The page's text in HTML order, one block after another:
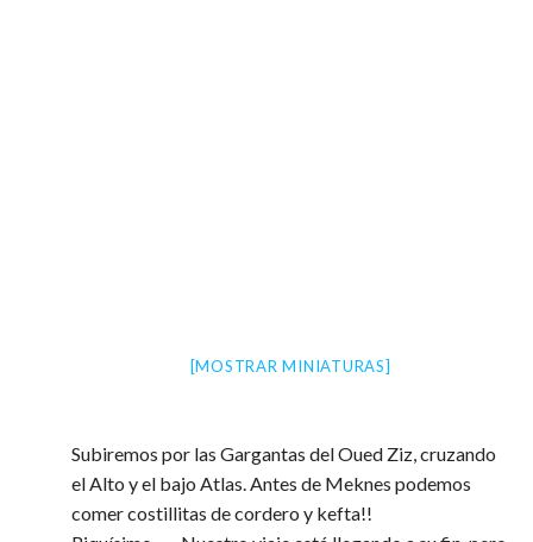
[MOSTRAR MINIATURAS]
Subiremos por las Gargantas del Oued Ziz, cruzando
el Alto y el bajo Atlas. Antes de Meknes podemos
comer costillitas de cordero y kefta!!